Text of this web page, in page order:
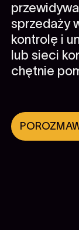
sprzedaży
kontrolę i
lub sieci
chętnie
Zapisz się
ciekawe
o naszych